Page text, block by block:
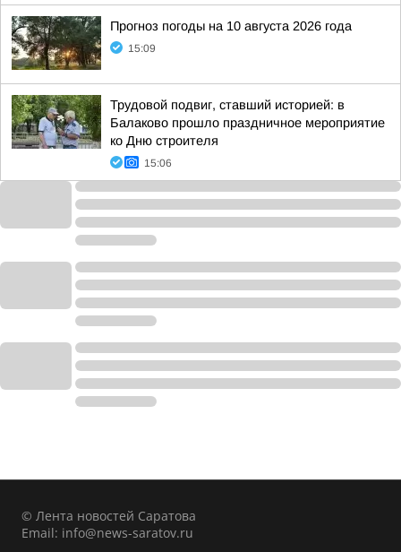
Прогноз погоды на 10 августа 2026 года
15:09
Трудовой подвиг, ставший историей: в
Балаково прошло праздничное мероприятие
ко Дню строителя
15:06
© Лента новостей Саратова
Email: info@news-saratov.ru